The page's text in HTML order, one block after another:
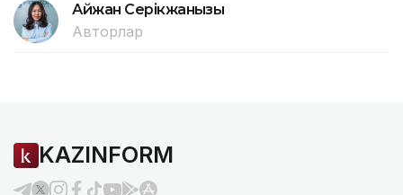
Айжан Серікжанқызы
Авторлар
KAZINFORM